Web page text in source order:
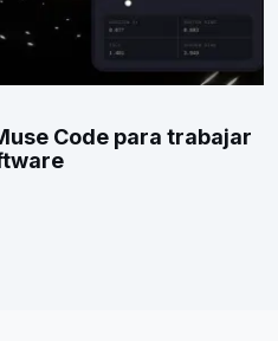
Code para trabajar